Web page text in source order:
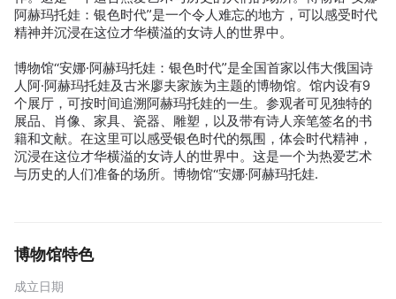
阿赫玛托娃：银色时代”是一个令人难忘的地方，可以感受时代
精神并沉浸在这位才华横溢的女诗人的世界中。
博物馆“安娜·阿赫玛托娃：银色时代”是全国首家以伟大俄国诗
人阿·阿赫玛托娃及古米廖夫家族为主题的博物馆。馆内设有9
个展厅，可按时间追溯阿赫玛托娃的一生。参观者可见独特的
展品、肖像、家具、瓷器、雕塑，以及带有诗人亲笔签名的书
籍和文献。在这里可以感受银色时代的氛围，体会时代精神，
沉浸在这位才华横溢的女诗人的世界中。这是一个为热爱艺术
与历史的人们准备的场所。博物馆“安娜·阿赫玛托娃.
博物馆特色
成立日期